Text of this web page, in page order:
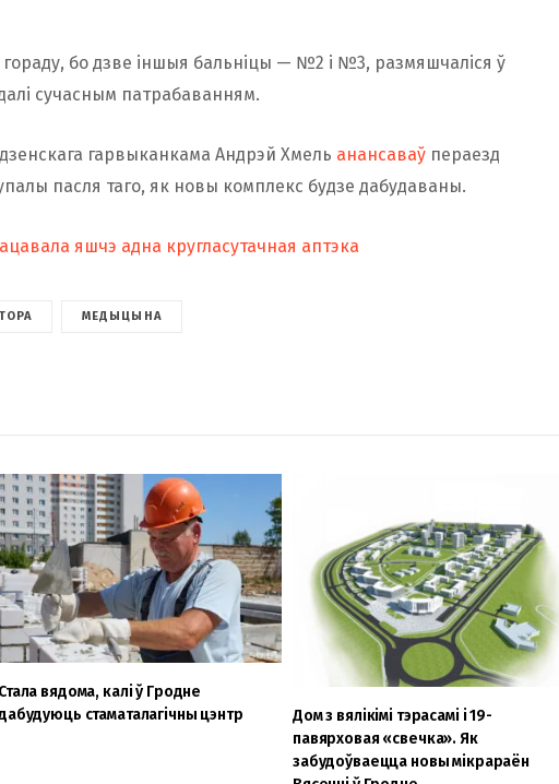
гораду, бо дзве іншыя бальніцы — №2 і №3, размяшчаліся ў
сучасным патрабаванням.
гарвыканкама Андрэй Хмель анансаваў пераезд
пасля таго, як новы комплекс будзе дабудаваны.
яшчэ адна кругласутачная аптэка
МЕДЫЦЫНА
Стала вядома, калі ў Гродне
стаматалагічны цэнтр
Дом з вялікімі тэрасамі і 19-
павярховая «свечка». Як
забудоўваецца новы мікрараён